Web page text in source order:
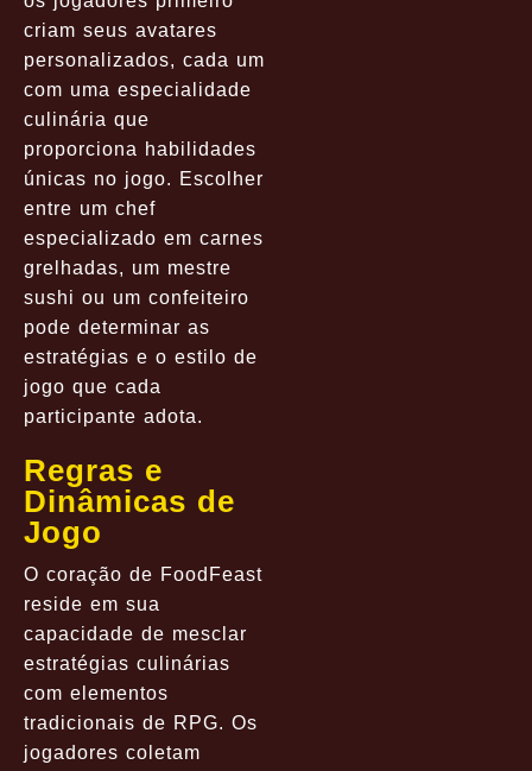
criam seus avatares
personalizados, cada um
com uma especialidade
culinária que
proporciona habilidades
únicas no jogo. Escolher
entre um chef
especializado em carnes
grelhadas, um mestre
sushi ou um confeiteiro
pode determinar as
estratégias e o estilo de
jogo que cada
participante adota.
Regras e
Dinâmicas de
Jogo
O coração de FoodFeast
reside em sua
capacidade de mesclar
estratégias culinárias
com elementos
tradicionais de RPG. Os
jogadores coletam